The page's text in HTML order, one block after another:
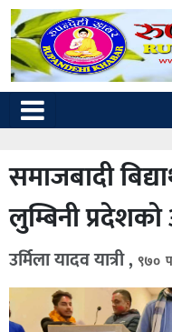
समाजबादी
लुम्बिनी
उर्मिला यादव यात्री , ९७०